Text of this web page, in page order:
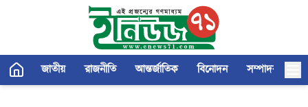
জাতীয় রাজনীতি আন্তর্জাতিক বিনোদন সম্পাদকীয়